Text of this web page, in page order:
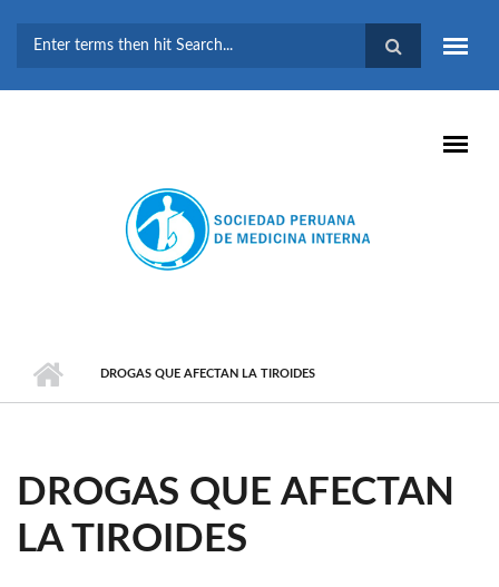
BÚSQUEDA
DROGAS QUE AFECTAN LA TIROIDES
DROGAS QUE AFECTAN
LA TIROIDES